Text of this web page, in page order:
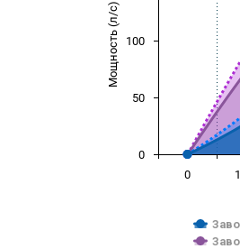
Мощность (л/с)
0
0
50
100